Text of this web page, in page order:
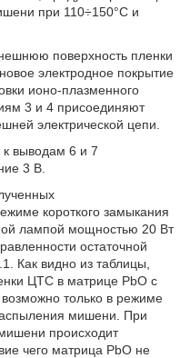
при 110÷150°С и
поверхность пленки
электродное покрытие
ионо-плазменного
3 и 4 присоединяют
электрической цепи.
к выводам 6 и 7
3 В.
короткого замыкания
лампой мощностью 20 Вт
остаточной
Как видно из таблицы,
ЦТС в матрице PbО с
только в режиме
мишени. При
происходит
чего матрица PbО не